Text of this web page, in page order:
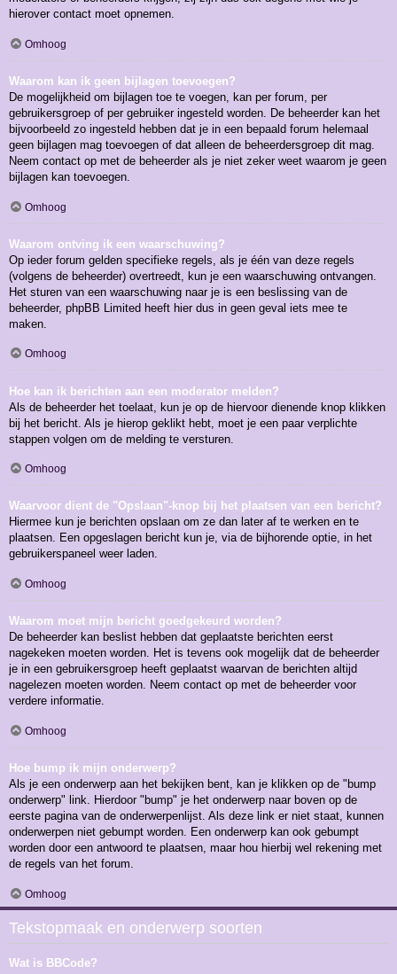
hierover contact moet opnemen.
Omhoog
Waarom kan ik geen bijlagen toevoegen?
De mogelijkheid om bijlagen toe te voegen, kan per forum, per
gebruikersgroep of per gebruiker ingesteld worden. De beheerder kan het
bijvoorbeeld zo ingesteld hebben dat je in een bepaald forum helemaal
geen bijlagen mag toevoegen of dat alleen de beheerdersgroep dit mag.
Neem contact op met de beheerder als je niet zeker weet waarom je geen
bijlagen kan toevoegen.
Omhoog
Waarom ontving ik een waarschuwing?
Op ieder forum gelden specifieke regels, als je één van deze regels
(volgens de beheerder) overtreedt, kun je een waarschuwing ontvangen.
Het sturen van een waarschuwing naar je is een beslissing van de
beheerder, phpBB Limited heeft hier dus in geen geval iets mee te
maken.
Omhoog
Hoe kan ik berichten aan een moderator melden?
Als de beheerder het toelaat, kun je op de hiervoor dienende knop klikken
bij het bericht. Als je hierop geklikt hebt, moet je een paar verplichte
stappen volgen om de melding te versturen.
Omhoog
Waarvoor dient de "Opslaan"-knop bij het plaatsen van een bericht?
Hiermee kun je berichten opslaan om ze dan later af te werken en te
plaatsen. Een opgeslagen bericht kun je, via de bijhorende optie, in het
gebruikerspaneel weer laden.
Omhoog
Waarom moet mijn bericht goedgekeurd worden?
De beheerder kan beslist hebben dat geplaatste berichten eerst
nagekeken moeten worden. Het is tevens ook mogelijk dat de beheerder
je in een gebruikersgroep heeft geplaatst waarvan de berichten altijd
nagelezen moeten worden. Neem contact op met de beheerder voor
verdere informatie.
Omhoog
Hoe bump ik mijn onderwerp?
Als je een onderwerp aan het bekijken bent, kan je klikken op de "bump
onderwerp" link. Hierdoor "bump" je het onderwerp naar boven op de
eerste pagina van de onderwerpenlijst. Als deze link er niet staat, kunnen
onderwerpen niet gebumpt worden. Een onderwerp kan ook gebumpt
worden door een antwoord te plaatsen, maar hou hierbij wel rekening met
de regels van het forum.
Omhoog
Tekstopmaak en onderwerp soorten
Wat is BBCode?